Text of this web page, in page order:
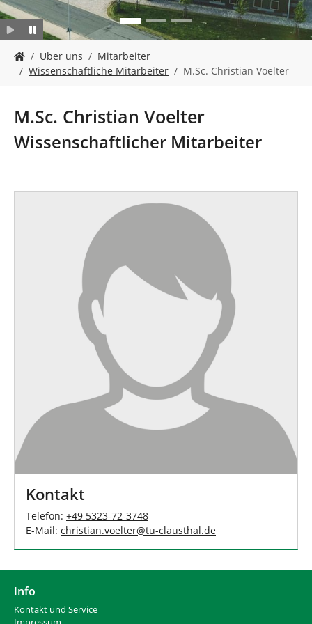
i
n
d
h
r
Über uns
Mitarbeiter
Wissenschaftliche Mitarbeiter
M.Sc. Christian Voelter
M.Sc. Christian Voelter
Wissenschaftlicher Mitarbeiter
Kontakt
Telefon: +49 5323-72-3748
E-Mail: christian.voelter@tu-clausthal.de
Info
Kontakt und Service